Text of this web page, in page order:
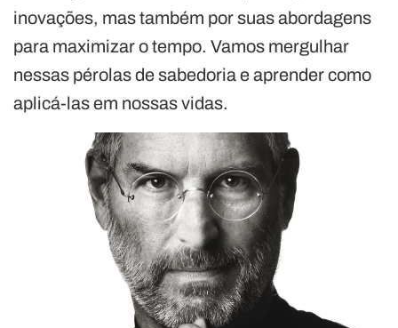
inovações, mas também por suas abordagens
para maximizar o tempo. Vamos mergulhar
nessas pérolas de sabedoria e aprender como
aplicá-las em nossas vidas.